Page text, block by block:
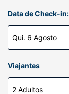
Data de Check-in:
Qui. 6 Agosto
Viajantes
2 Adultos